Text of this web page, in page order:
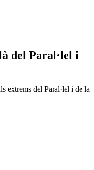
del Paral·lel i
extrems del Paral·lel i de la